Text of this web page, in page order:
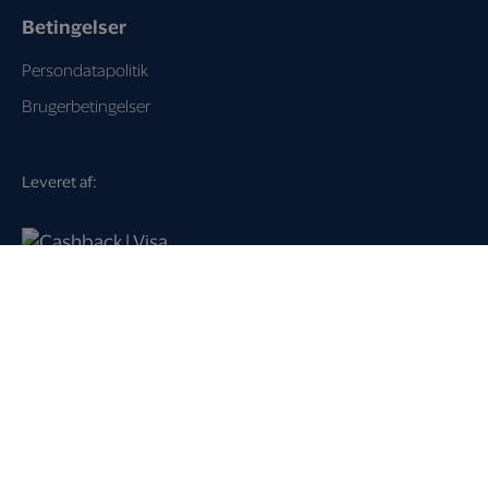
Leveret af:
Betingelser
Persondatapolitik
Brugerbetingelser